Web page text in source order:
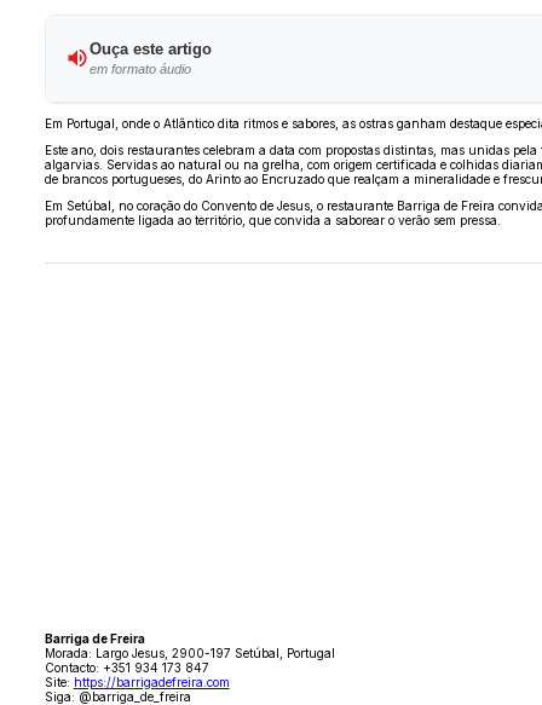
Ouça este artigo
em formato áudio
Em Portugal, onde o Atlântico dita ritmos e sabores, as ostras ganham destaque
Este ano, dois restaurantes celebram a data com propostas distintas, mas unidas
algarvias. Servidas ao natural ou na grelha, com origem certificada e colhidas
de brancos portugueses, do Arinto ao Encruzado que realçam a mineralidade e
Em Setúbal, no coração do Convento de Jesus, o restaurante Barriga de Freira
profundamente ligada ao território, que convida a saborear o verão sem pressa.
Barriga de Freira
Morada: Largo Jesus, 2900-197 Setúbal, Portugal
Contacto: +351 934 173 847
Site: https://barrigadefreira.com
Siga: @barriga_de_freira